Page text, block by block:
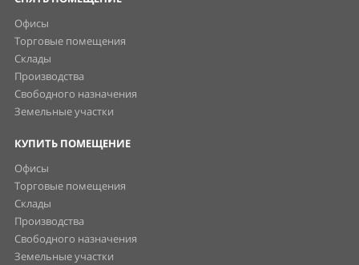
Офисы
Торговые помещения
Склады
Производства
Свободного назначения
Земельные участки
КУПИТЬ ПОМЕЩЕНИЕ
Офисы
Торговые помещения
Склады
Производства
Свободного назначения
Земельные участки